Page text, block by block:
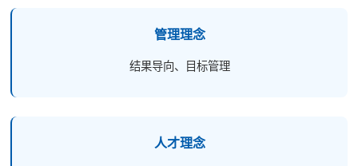
管理理念
结果导向、目标管理
人才理念